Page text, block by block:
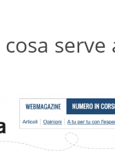
serve